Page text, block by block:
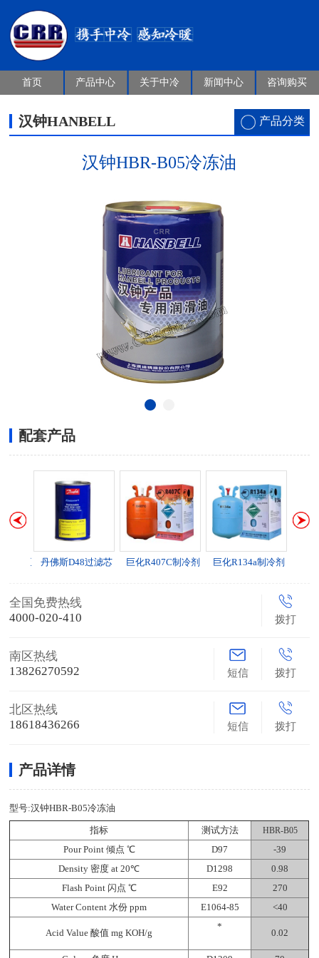
首页 产品中心 关于中冷 新闻中心 咨询购买
汉钟HANBELL 产品分类
汉钟HBR-B05冷冻油
配套产品
加油泵 丹佛斯D48过滤芯 巨化R407C制冷剂 巨化R134a制冷剂
全国免费热线
4000-020-410
拨打
南区热线
13826270592
短信 拨打
北区热线
18618436266
短信 拨打
产品详情
型号:汉钟HBR-B05冷冻油
指标 测试方法 HBR-B05
Pour Point 倾点 ℃ D97
-39
Density 密度 at 20℃
D1298
0.98
Flash Point 闪点 ℃
E92
270
Water Content 水份 ppm
E1064-85 <40
Acid Value 酸值 mg KOH/g
*
0.02